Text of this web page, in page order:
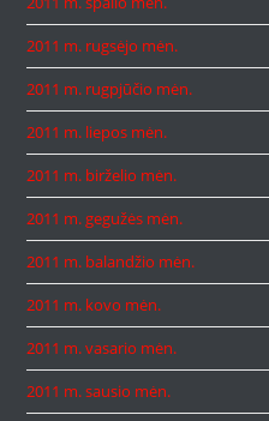
2011 m. rugsėjo mėn.
2011 m. rugpjūčio mėn.
2011 m. liepos mėn.
2011 m. birželio mėn.
2011 m. gegužės mėn.
2011 m. balandžio mėn.
2011 m. kovo mėn.
2011 m. vasario mėn.
2011 m. sausio mėn.